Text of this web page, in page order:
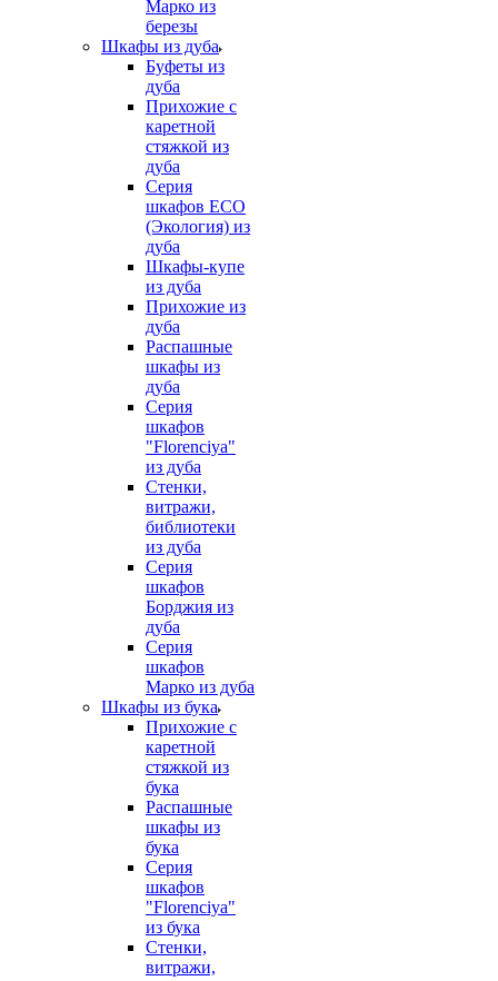
Марко из
березы
Шкафы из дуба
Буфеты из
дуба
Прихожие с
каретной
стяжкой из
дуба
Серия
шкафов ECO
(Экология) из
дуба
Шкафы-купе
из дуба
Прихожие из
дуба
Распашные
шкафы из
дуба
Серия
шкафов
"Florenciya"
из дуба
Стенки,
витражи,
библиотеки
из дуба
Серия
шкафов
Борджия из
дуба
Серия
шкафов
Марко из дуба
Шкафы из бука
Прихожие с
каретной
стяжкой из
бука
Распашные
шкафы из
бука
Серия
шкафов
"Florenciya"
из бука
Стенки,
витражи,